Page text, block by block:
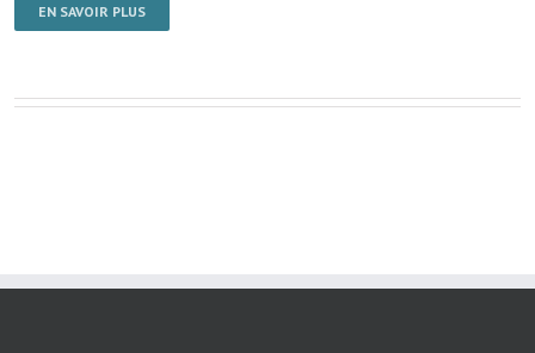
EN SAVOIR PLUS